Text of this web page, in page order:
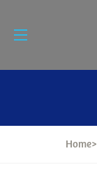
Home>